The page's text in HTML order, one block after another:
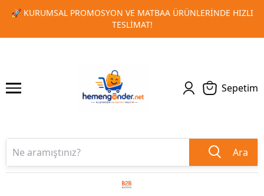
HIZLI
🎁 TOPLU SIPARIŞLERINIZDE ÖZEL İNDIRIM
1 2
Sepetim
Ara